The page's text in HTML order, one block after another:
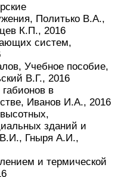
Политько В.А.,
К.П., 2016
систем,
Учебное пособие,
В.Г., 2016
в
Иванов И.А., 2016
зданий и
В.И., Гныря А.И.,
и термической